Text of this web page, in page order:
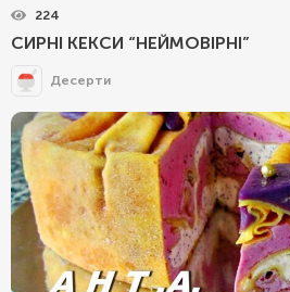
224
СИРНІ КЕКСИ “НЕЙМОВІРНІ”
Десерти